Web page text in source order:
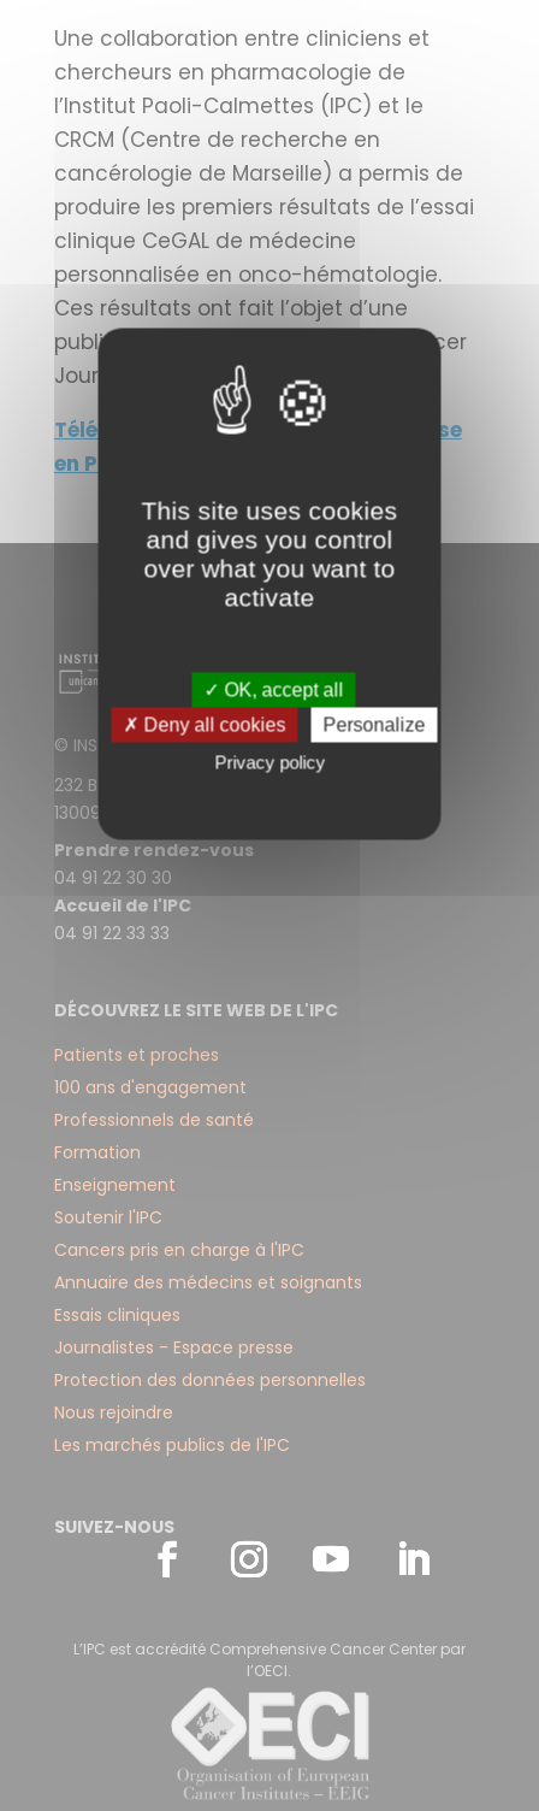
Une collaboration entre cliniciens et
chercheurs en pharmacologie de
l’Institut Paoli-Calmettes (IPC) et le
CRCM (Centre de recherche en
cancérologie de Marseille) a permis de
produire les premiers résultats de l’essai
clinique CeGAL de médecine
personnalisée en onco-hématologie.
Ces résultats ont fait l’objet d’une
publication dans la revue Blood Cancer
Journal.
Télécharger le communiqué de presse
en PDF
© INSTITUT PAOLI-CALMETTES
232 Boulevard de Sainte-Marguerite
13009 Marseille
Prendre rendez-vous
04 91 22 30 30
Accueil de l'IPC
04 91 22 33 33
DÉCOUVREZ LE SITE WEB DE L'IPC
Patients et proches
100 ans d'engagement
Professionnels de santé
Formation
Enseignement
Soutenir l'IPC
Cancers pris en charge à l'IPC
Annuaire des médecins et soignants
Essais cliniques
Journalistes - Espace presse
Protection des données personnelles
Nous rejoindre
Les marchés publics de l'IPC
SUIVEZ-NOUS
L’IPC est accrédité Comprehensive Cancer Center par
l’OECI.
This site uses cookies
and gives you control
over what you want to
activate
✓ OK, accept all
✗ Deny all cookies
Personalize
Privacy policy